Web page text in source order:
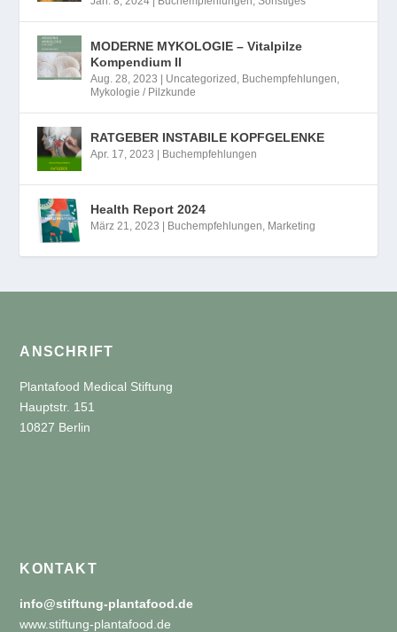
MODERNE MYKOLOGIE – Vitalpilze
Kompendium II
Aug. 28, 2023 | Uncategorized Buchempfehlungen
Mykologie / Pilzkunde
RATGEBER INSTABILE KOPFGELENKE
Apr. 17, 2023 | Buchempfehlungen
Health Report 2024
März 21, 2023 | Buchempfehlungen Marketing
ANSCHRIFT
Plantafood Medical Stiftung
Hauptstr. 151
10827 Berlin
KONTAKT
info@stiftung-plantafood.de
www.stiftung-plantafood.de